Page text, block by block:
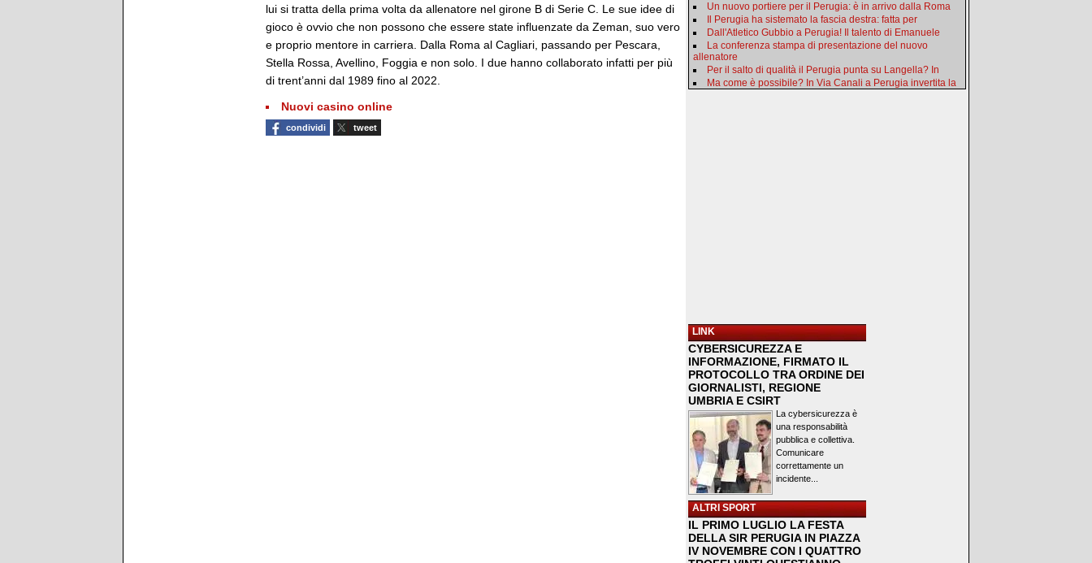
lui si tratta della prima volta da allenatore nel girone B di Serie C. Le sue idee di
gioco è ovvio che non possono che essere state influenzate da Zeman, suo vero
e proprio mentore in carriera. Dalla Roma al Cagliari, passando per Pescara,
Stella Rossa, Avellino, Foggia e non solo. I due hanno collaborato infatti per più
di trent’anni dal 1989 fino al 2022.
Nuovi casino online
condividi tweet
Un nuovo portiere per il Perugia: è in arrivo dalla Roma
Il Perugia ha sistemato la fascia destra: fatta per
Dall'Atletico Gubbio a Perugia! Il talento di Emanuele
La conferenza stampa di presentazione del nuovo
allenatore
Per il salto di qualità il Perugia punta su Langella? In
Ma come è possibile? In Via Canali a Perugia invertita la
LINK
CYBERSICUREZZA E
INFORMAZIONE, FIRMATO IL
PROTOCOLLO TRA ORDINE DEI
GIORNALISTI, REGIONE
UMBRIA E CSIRT
La cybersicurezza è
una responsabilità
pubblica e collettiva.
Comunicare
correttamente un
incidente...
ALTRI SPORT
IL PRIMO LUGLIO LA FESTA
DELLA SIR PERUGIA IN PIAZZA
IV NOVEMBRE CON I QUATTRO